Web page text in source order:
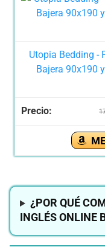
Utopia Bedding -
Bajera 90x190
¿POR QUÉ
INGLÉS ONLINE